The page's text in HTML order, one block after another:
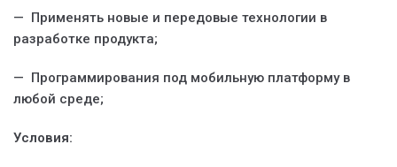
— Применять новые и передовые технологии в
разработке продукта;
— Программирования под мобильную платформу в
любой среде;
Условия: